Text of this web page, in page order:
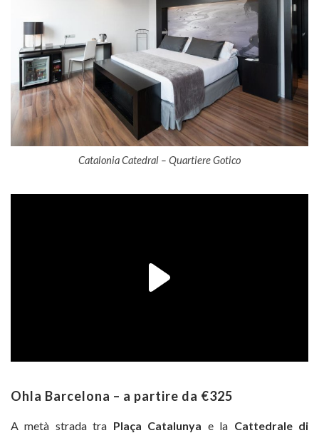
Catalonia Catedral – Quartiere Gotico
Ohla Barcelona – a partire da €325
A metà strada tra Plaça Catalunya e la Cattedrale di